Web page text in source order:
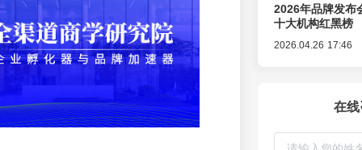
2026年品牌发布
十大机构红黑榜
2026.04.26 17:46
在